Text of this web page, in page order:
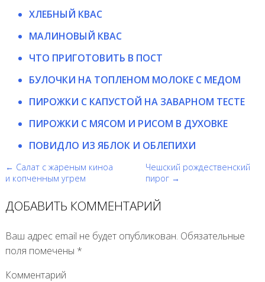
ХЛЕБНЫЙ КВАС
МАЛИНОВЫЙ КВАС
ЧТО ПРИГОТОВИТЬ В ПОСТ
БУЛОЧКИ НА ТОПЛЕНОМ МОЛОКЕ С МЕДОМ
ПИРОЖКИ С КАПУСТОЙ НА ЗАВАРНОМ ТЕСТЕ
ПИРОЖКИ С МЯСОМ И РИСОМ В ДУХОВКЕ
ПОВИДЛО ИЗ ЯБЛОК И ОБЛЕПИХИ
← Салат с жареным киноа
и копченным угрем
Чешский рождественский
пирог →
ДОБАВИТЬ КОММЕНТАРИЙ
Ваш адрес email не будет опубликован. Обязательные
поля помечены *
Комментарий